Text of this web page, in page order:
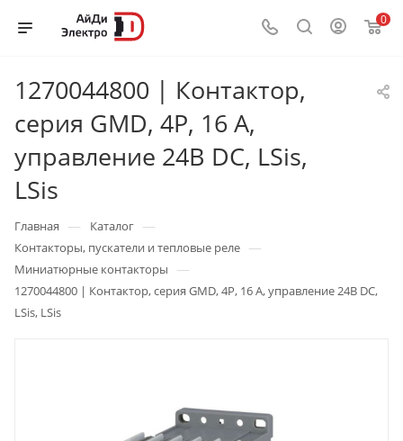
0
1270044800 | Контактор,
серия GMD, 4P, 16 А,
управление 24В DC, LSis,
LSis
Главная — Каталог —
Контакторы, пускатели и тепловые реле —
Миниатюрные контакторы —
1270044800 | Контактор, серия GMD, 4P, 16 А, управление 24В DC,
LSis, LSis